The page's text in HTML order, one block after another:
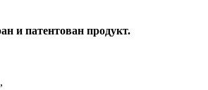
и патентован продукт.